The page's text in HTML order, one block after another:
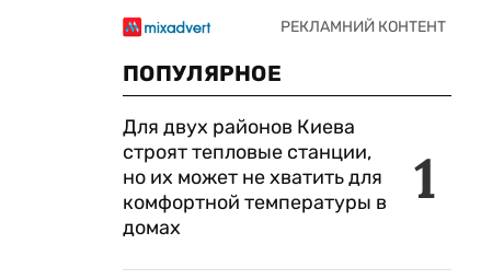
ПОПУЛЯРНОЕ
1
Для двух районов Киева
строят тепловые станции,
но их может не хватить для
комфортной температуры в
домах